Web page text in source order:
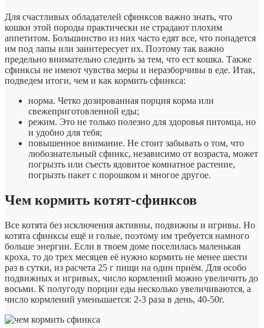
Для счастливых обладателей сфинксов важно знать, что
кошки этой породы практически не страдают плохим
аппетитом. Большинство из них часто едят все, что попадется
им под лапы или заинтересует их. Поэтому так важно
предельно внимательно следить за тем, что ест кошка. Также
сфинксы не имеют чувства меры и неразборчивы в еде. Итак,
подведем итоги, чем и как кормить сфинкса:
норма. Четко дозированная порция корма или
свежеприготовленной еды;
режим. Это не только полезно для здоровья питомца, но
и удобно для тебя;
повышенное внимание. Не стоит забывать о том, что
любознательный сфинкс, независимо от возраста, может
погрызть или съесть ядовитое комнатное растение,
погрызть пакет с порошком и многое другое.
Чем кормить котят-сфинксов
Все котята без исключения активны, подвижны и игривы. Но
котята сфинксы ещё и голые, поэтому им требуется намного
больше энергии. Если в твоем доме поселилась маленькая
кроха, то до трех месяцев её нужно кормить не менее шести
раз в сутки, из расчета 25 г пищи на один приём. Для особо
подвижных и игривых, число кормлений можно увеличить до
восьми. К полугоду порции еды несколько увеличиваются, а
число кормлений уменьшается: 2-3 раза в день, 40-50г.